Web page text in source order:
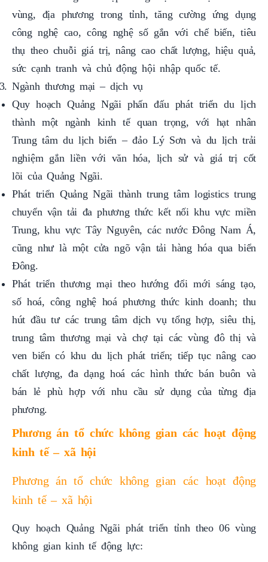
công nghệ cao, công nghệ số gắn với chế biến, tiêu
thụ theo chuỗi giá trị, nâng cao chất lượng, hiệu quả,
sức cạnh tranh và chủ động hội nhập quốc tế.
Ngành thương mại – dịch vụ
Quy hoạch Quảng Ngãi phấn đấu phát triển du lịch
thành một ngành kinh tế quan trọng, với hạt nhân
Trung tâm du lịch biển – đảo Lý Sơn và du lịch trải
nghiệm gắn liền với văn hóa, lịch sử và giá trị cốt
lõi của Quảng Ngãi.
Phát triển Quảng Ngãi thành trung tâm logistics trung
chuyển vận tải đa phương thức kết nối khu vực miền
Trung, khu vực Tây Nguyên, các nước Đông Nam Á,
cũng như là một cửa ngõ vận tải hàng hóa qua biển
Đông.
Phát triển thương mại theo hướng đổi mới sáng tạo,
số hoá, công nghệ hoá phương thức kinh doanh; thu
hút đầu tư các trung tâm dịch vụ tổng hợp, siêu thị,
trung tâm thương mại và chợ tại các vùng đô thị và
ven biển có khu du lịch phát triển; tiếp tục nâng cao
chất lượng, đa dạng hoá các hình thức bán buôn và
bán lẻ phù hợp với nhu cầu sử dụng của từng địa
phương.
Phương án tổ chức không gian các hoạt động
kinh tế – xã hội
Phương án tổ chức không gian các hoạt động
kinh tế – xã hội
Quy hoạch Quảng Ngãi phát triển tỉnh theo 06 vùng
không gian kinh tế động lực:
Vùng kinh tế động lực Cụm đô thị và Trung tâm